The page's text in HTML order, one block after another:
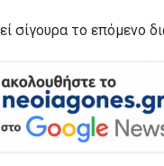
σίγουρα το επόμενο